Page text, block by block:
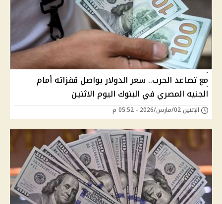
مع تصاعد الحرب.. سعر الدولار يواصل قفزاته أمام
الجنيه المصري في البنوك اليوم الاثنين
الإثنين 02/مارس/2026 - 05:52 م